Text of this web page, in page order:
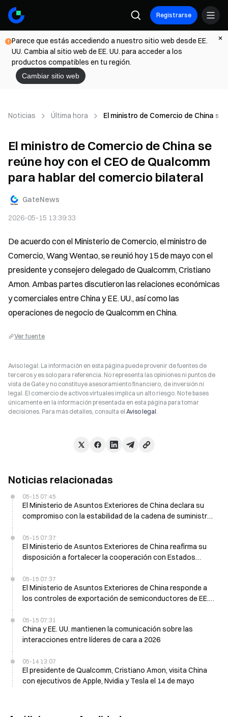
Registrarse
Parece que estás accediendo a nuestro sitio web desde EE.
UU. Cambia al sitio web de EE. UU. para acceder a los
productos compatibles en tu región.
Cambiar sitio web
Noticias Última hora El ministro de Comercio de China
El ministro de Comercio de China se
reúne hoy con el CEO de Qualcomm
para hablar del comercio bilateral
GateNews
2026-05-15 13:39:33
De acuerdo con el Ministerio de Comercio, el ministro de
Comercio, Wang Wentao, se reunió hoy 15 de mayo con el
presidente y consejero delegado de Qualcomm, Cristiano
Amon. Ambas partes discutieron las relaciones económicas
y comerciales entre China y EE. UU., así como las
operaciones de negocio de Qualcomm en China.
Ver fuente
Aviso legal: La información en esta página puede provenir de fuentes de
terceros y es solo para referencia. No representa las opiniones ni puntos de
vista de Gate y no constituye asesoramiento financiero, de inversión ni
legal. El comercio de activos virtuales implica un alto riesgo. No te bases
únicamente en la información presentada en esta página para tomar
decisiones. Para más detalles, consulta el Aviso legal.
Noticias relacionadas
05-15 07:45
El Ministerio de Asuntos Exteriores de China declara su
compromiso con la estabilidad de la cadena de suministro
05-15 07:37
El Ministerio de Asuntos Exteriores de China reafirma su
disposición a fortalecer la cooperación con Estados
05-15 07:37
El Ministerio de Asuntos Exteriores de China responde a
los controles de exportación de semiconductores de EE.
05-15 07:31
China y EE. UU. mantienen la comunicación sobre las
interacciones entre líderes de cara a 2026
05-14 13:07
El presidente de Qualcomm, Cristiano Amon, visita China
con ejecutivos de Apple, Nvidia y Tesla el 14 de mayo